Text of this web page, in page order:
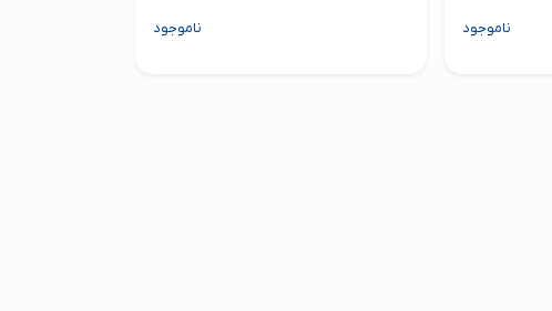
ناموجود ناموجود